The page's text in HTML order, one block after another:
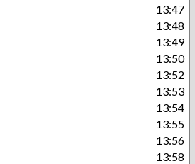
13:47
13:48
13:49
13:50
13:52
13:53
13:54
13:55
13:56
13:58